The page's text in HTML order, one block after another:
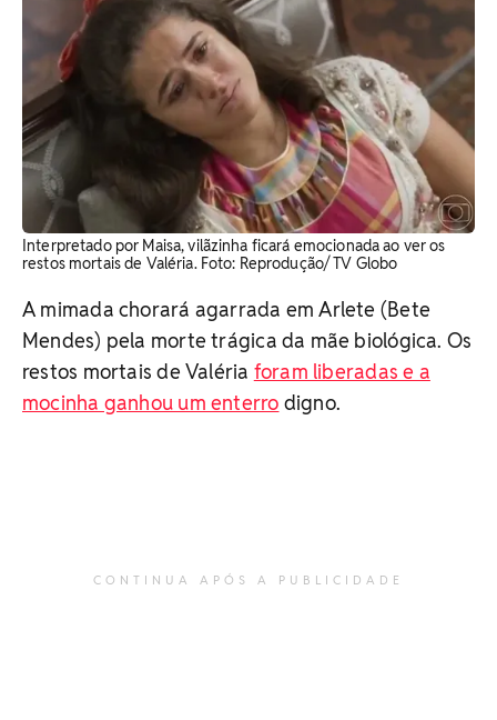
Interpretado por Maisa, vilãzinha ficará emocionada ao ver os
restos mortais de Valéria. Foto: Reprodução/ TV Globo
A mimada chorará agarrada em Arlete (Bete
Mendes) pela morte trágica da mãe biológica. Os
restos mortais de Valéria foram liberadas e a
mocinha ganhou um enterro digno.
CONTINUA APÓS A PUBLICIDADE